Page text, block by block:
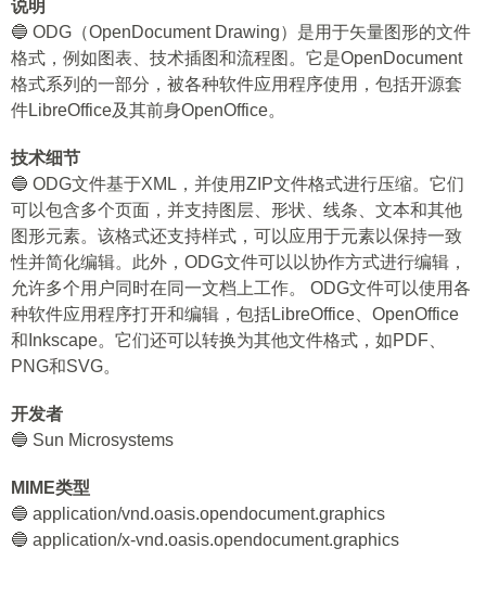
说明
🔵 ODG（OpenDocument Drawing）是用于矢量图形的文件
格式，例如图表、技术插图和流程图。它是OpenDocument
格式系列的一部分，被各种软件应用程序使用，包括开源套
件LibreOffice及其前身OpenOffice。
技术细节
🔵 ODG文件基于XML，并使用ZIP文件格式进行压缩。它们
可以包含多个页面，并支持图层、形状、线条、文本和其他
图形元素。该格式还支持样式，可以应用于元素以保持一致
性并简化编辑。此外，ODG文件可以以协作方式进行编辑，
允许多个用户同时在同一文档上工作。 ODG文件可以使用各
种软件应用程序打开和编辑，包括LibreOffice、OpenOffice
和Inkscape。它们还可以转换为其他文件格式，如PDF、
PNG和SVG。
开发者
🔵 Sun Microsystems
MIME类型
🔵 application/vnd.oasis.opendocument.graphics
🔵 application/x-vnd.oasis.opendocument.graphics